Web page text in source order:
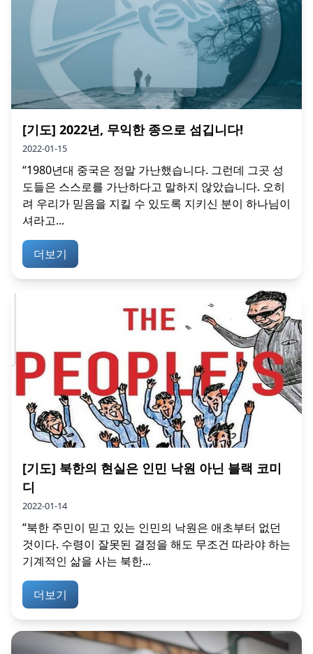
[기도] 2022년, 무익한 종으로 섬깁니다!
2022-01-15
“1980년대 중국은 정말 가난했습니다. 그런데 그곳 성
도들은 스스로를 가난하다고 말하지 않았습니다. 오히
려 우리가 믿음을 지킬 수 있도록 지키신 분이 하나님이
셔라고...
더보기
[기도] 북한의 현실은 인민 낙원 아닌 블랙 코미
디
2022-01-14
“북한 주민이 믿고 있는 인민의 낙원은 애초부터 없던
것이다. 수령이 잘못된 결정을 해도 무조건 따라야 하는
기계적인 삶을 사는 북한...
더보기